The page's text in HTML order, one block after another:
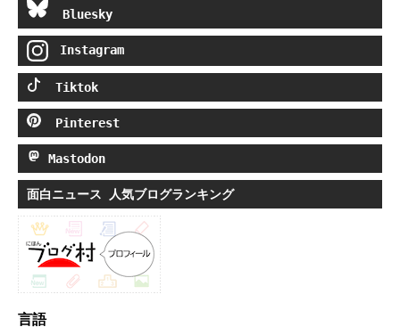
Bluesky
Instagram
Tiktok
Pinterest
Mastodon
面白ニュース 人気ブログランキング
言語